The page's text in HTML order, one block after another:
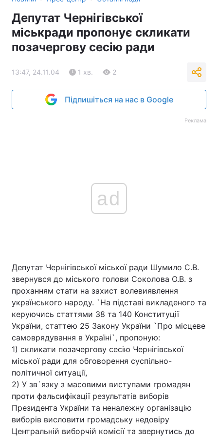
Депутат Чернігівської
міськради пропонує скликати
позачергову сесію ради
13:47, 24.11.04 1 хв. 2
Підпишіться на нас в Google
Реклама
ad
Депутат Чернігівської міської ради Шумило С.В.
звернувся до міського голови Соколова О.В. з
проханням стати на захист волевиявлення
українського народу. `На підставі викладеного та
керуючись статтями 38 та 140 Конституції
України, статтею 25 Закону України `Про місцеве
самоврядування в Україні`, пропоную:
1) скликати позачергову сесiю Чернiгiвської
мiської ради для обговорення суспiльно-
полiтичної ситуацiї,
2) У зв`язку з масовими виступами громадян
проти фальсифікації результатів виборів
Президента України та неналежну організацію
виборів висловити громадську недовіру
Центральній виборчій комісії та звернутись до